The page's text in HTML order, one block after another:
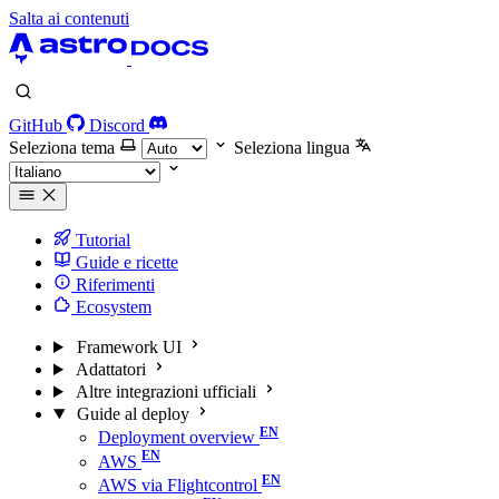
Salta ai contenuti
GitHub
Discord
Seleziona tema
Seleziona lingua
Tutorial
Guide e ricette
Riferimenti
Ecosystem
Framework UI
Adattatori
Altre integrazioni ufficiali
Guide al deploy
Deployment overview
AWS
AWS via Flightcontrol